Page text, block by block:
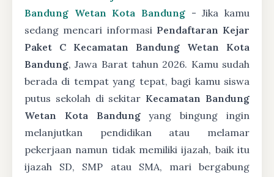
Bandung Wetan Kota Bandung - Jika kamu
sedang mencari informasi Pendaftaran Kejar
Paket C Kecamatan Bandung Wetan Kota
Bandung, Jawa Barat tahun 2026. Kamu sudah
berada di tempat yang tepat, bagi kamu siswa
putus sekolah di sekitar Kecamatan Bandung
Wetan Kota Bandungyang bingung ingin
melanjutkan pendidikan atau melamar
pekerjaan namun tidak memiliki ijazah, baik itu
ijazah SD, SMP atau SMA, mari bergabung